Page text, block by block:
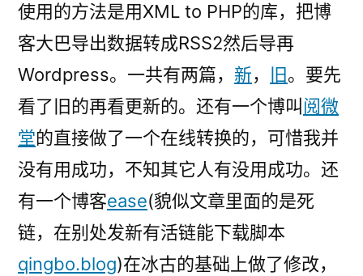
使用的方法是用XML to PHP的库，把博
客大巴导出数据转成RSS2然后导再
Wordpress。一共有两篇， 新， 旧。要先
看了旧的再看更新的。还有一个博叫 阅微
堂的直接做了一个在线转换的，可惜我并
没有用成功，不知其它人有没用成功。还
有一个博客ease(貌似文章里面的是死
链，在别处发新有活链能下载脚本
qingbo.blog)在冰古的基础上做了修改，